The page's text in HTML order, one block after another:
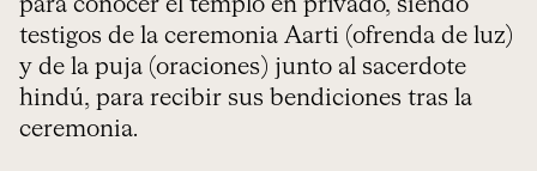
testigos de la ceremonia Aarti (ofrenda de luz)
y de la puja (oraciones) junto al sacerdote
hindú, para recibir sus bendiciones tras la
ceremonia.